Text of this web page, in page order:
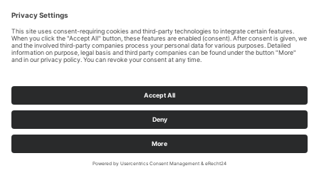
Vimeo
Unsere Website nutzt Plugins des Videoportals Vimeo.
Anbieter ist die Vimeo Inc., 555 West 18th Street, New
York, New York 10011, USA.
Wenn Sie eine unserer mit einem Vimeo-Plugin
ausgestatteten Seiten besuchen, wird eine Verbindung zu
den Servern von Vimeo hergestellt. Dabei wird dem